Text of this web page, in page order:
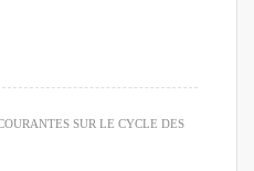
SUR LE CYCLE DES